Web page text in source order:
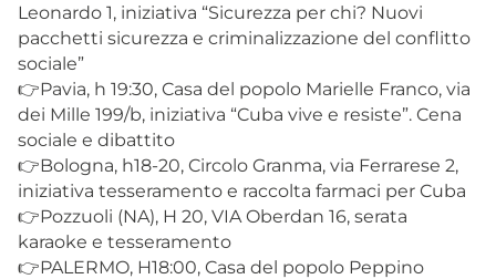
Leonardo 1, iniziativa “Sicurezza per chi? Nuovi
pacchetti sicurezza e criminalizzazione del conflitto
sociale”
👉Pavia, h 19:30, Casa del popolo Marielle Franco, via
dei Mille 199/b, iniziativa “Cuba vive e resiste”. Cena
sociale e dibattito
👉Bologna, h18-20, Circolo Granma, via Ferrarese 2,
iniziativa tesseramento e raccolta farmaci per Cuba
👉Pozzuoli (NA), H 20, VIA Oberdan 16, serata
karaoke e tesseramento
👉PALERMO, H18:00, Casa del popolo Peppino